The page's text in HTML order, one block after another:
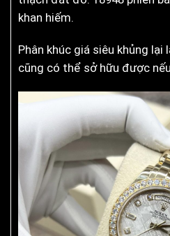
khan hiếm.
Phân khúc giá siêu khủng lại
cũng có thể sở hữu được